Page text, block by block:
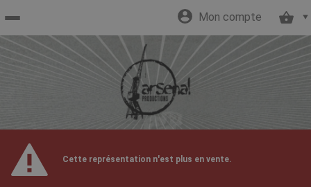
Accueil
Site
officiel
Mon compte
Cette représentation n'est plus en vente.